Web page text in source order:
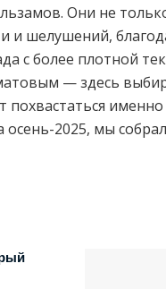
Они не
и шелушений,
с более плотной
— здесь
2025, мы